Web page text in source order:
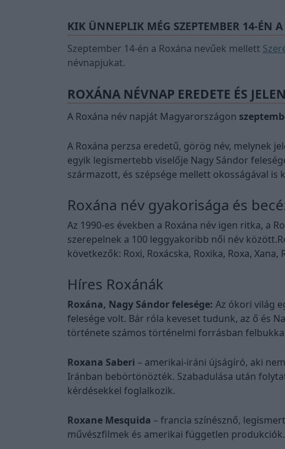
KIK ÜNNEPLIK MÉG SZEPTEMBER 14-ÉN
Szeptember 14-én a Roxána nevűek mellett
névnapjukat.
ROXÁNA NÉVNAP EREDETE ÉS
A Roxána név napját Magyarországon
A Roxána perzsa eredetű, görög név, melynek
egyik legismertebb viselője Nagy Sándor
származott, és szépsége mellett okosságával is
Roxána név gyakorisága és
Az 1990-es években a Roxána név igen ritka, a
szerepelnek a 100 leggyakoribb női név
következők: Roxi, Roxácska, Roxika, Roxa, Xana,
Híres Roxánák
Roxána, Nagy Sándor felesége: Az ókori világ
felesége volt. Bár róla keveset tudunk, az ő és
története számos történelmi forrásban
Roxana Saberi – amerikai-iráni újságíró, aki
Iránban bebörtönözték. Szabadulása után
kérdésekkel foglalkozik.
Roxane Mesquida – francia színésznő,
művészfilmek és amerikai független